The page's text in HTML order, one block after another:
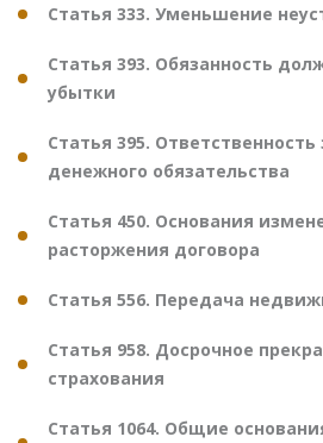
Статья 333. Уменьшение
Статья 393. Обязанность
убытки
Статья 395.
денежного обязательства
Статья 450. Основания
расторжения договора
Статья 556. Передача
Статья 958. Досрочное
страхования
Статья 1064. Общие